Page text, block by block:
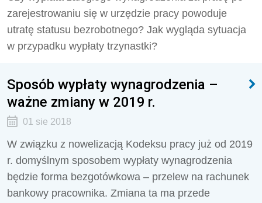
zarejestrowaniu się w urzędzie pracy powoduje
utratę statusu bezrobotnego? Jak wygląda sytuacja
w przypadku wypłaty trzynastki?
Sposób wypłaty wynagrodzenia –
ważne zmiany w 2019 r.
01 sie 2018
W związku z nowelizacją Kodeksu pracy już od 2019
r. domyślnym sposobem wypłaty wynagrodzenia
będzie forma bezgotówkowa – przelew na rachunek
bankowy pracownika. Zmiana ta ma przede